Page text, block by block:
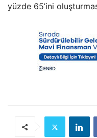
yüzde 65’ini